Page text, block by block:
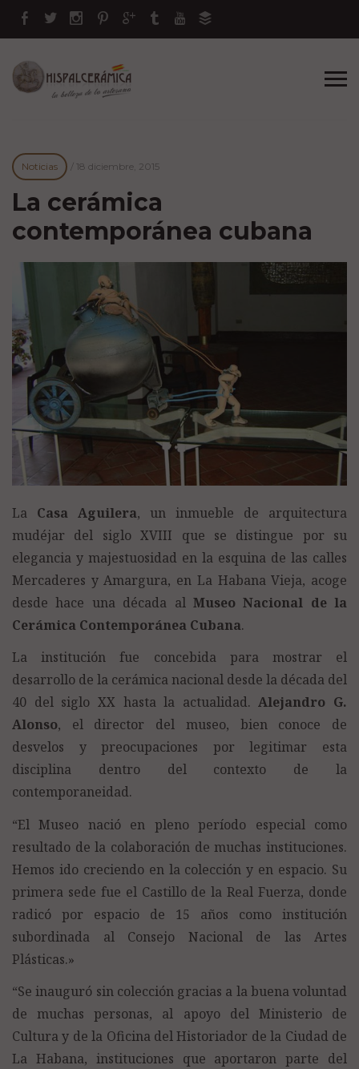
Noticias / 18 diciembre, 2015
La cerámica
contemporánea cubana
La Casa Aguilera, un inmueble de arquitectura
mudéjar del siglo XVIII que se distingue por su
elegancia y majestuosidad en la esquina de las calles
Mercaderes y Amargura, en La Habana Vieja, acoge
desde hace una década al Museo Nacional de la
Cerámica Contemporánea Cubana.
La institución fue concebida para mostrar el
desarrollo de la cerámica nacional desde la década del
40 del siglo XX hasta la actualidad.Alejandro G.
Alonso, el director del museo, bien conoce de
desvelos y preocupaciones por legitimar esta
disciplina dentro del contexto de la
contemporaneidad.
“El Museo nació en pleno período especial como
resultado de la colaboración de muchas instituciones.
Hemos ido creciendo en la colección y en espacio. Su
primera sede fue el Castillo de la Real Fuerza, donde
radicó por espacio de 15 años como institución
subordinada al Consejo Nacional de las Artes
Plásticas.»
“Se inauguró sin colección gracias a la buena voluntad
de muchas personas, al apoyo del Ministerio de
Cultura y de la Oficina del Historiador de la Ciudad de
La Habana, instituciones que aportaron parte del